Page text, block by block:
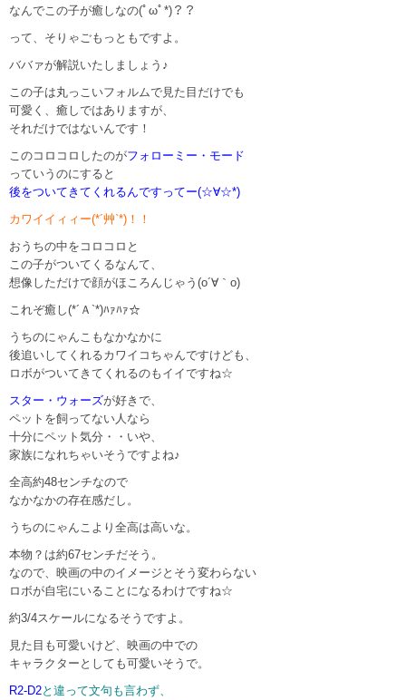
なんでこの子が癒しなの(ﾟωﾟ*)？？
って、そりゃごもっともですよ。
ババァが解説いたしましょう♪
この子は丸っこいフォルムで見た目だけでも
可愛く、癒しではありますが、
それだけではないんです！
このコロコロしたのがフォローミー・モード
っていうのにすると
後をついてきてくれるんですってー(☆∀☆*)
カワイイィィー(*´艸`*)！！
おうちの中をコロコロと
この子がついてくるなんて、
想像しただけで顔がほころんじゃう(o´∀｀o)
これぞ癒し(*´Ａ`*)ﾊｧﾊｧ☆
うちのにゃんこもなかなかに
後追いしてくれるカワイコちゃんですけども、
ロボがついてきてくれるのもイイですね☆
スター・ウォーズが好きで、
ペットを飼ってない人なら
十分にペット気分・・いや、
家族になれちゃいそうですよね♪
全高約48センチなので
なかなかの存在感だし。
うちのにゃんこより全高は高いな。
本物？は約67センチだそう。
なので、映画の中のイメージとそう変わらない
ロボが自宅にいることになるわけですね☆
約3/4スケールになるそうですよ。
見た目も可愛いけど、映画の中での
キャラクターとしても可愛いそうで。
R2-D2と違って文句も言わず、